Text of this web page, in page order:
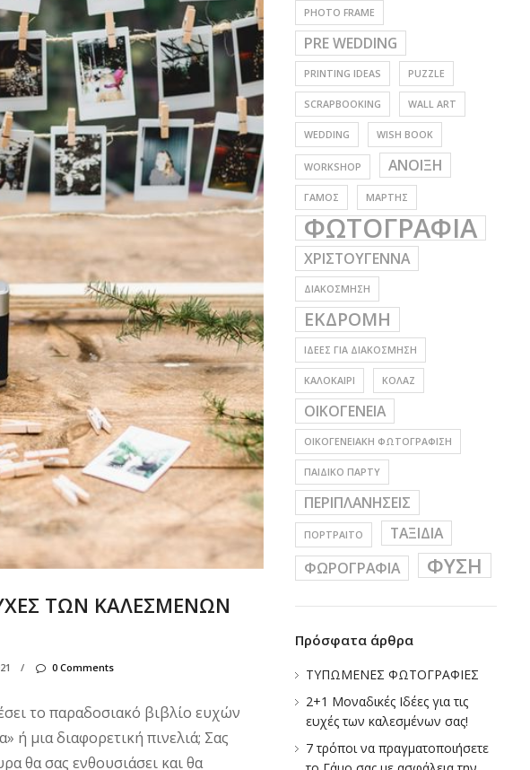
ΤΩΝ ΚΑΛΕΣΜΕΝΩΝ
/ 0 Comments
το παραδοσιακό βιβλίο ευχών
ή μια διαφορετική πινελιά; Σας
θα σας ενθουσιάσει και θα
PHOTO FRAME
PRE WEDDING
PRINTING IDEAS PUZZLE
SCRAPBOOKING WALL ART
WEDDING WISH BOOK
WORKSHOP ΑΝΟΙΞΗ
ΓΑΜΟΣ ΜΑΡΤΗΣ
ΦΩΤΟΓΡΑΦΙΑ
ΧΡΙΣΤΟΥΓΕΝΝΑ
ΔΙΑΚΟΣΜΗΣΗ
ΕΚΔΡΟΜΗ
ΙΔΕΕΣ ΓΙΑ ΔΙΑΚΟΣΜΗΣΗ
ΚΑΛΟΚΑΙΡΙ ΚΟΛΑΖ
ΟΙΚΟΓΕΝΕΙΑ
ΟΙΚΟΓΕΝΕΙΑΚΗ ΦΩΤΟΓΡΑΦΙΣΗ
ΠΑΙΔΙΚΟ ΠΑΡΤΥ
ΠΕΡΙΠΛΑΝΗΣΕΙΣ
ΠΟΡΤΡΑΙΤΟ
ΤΑΞΙΔΙΑ
ΦΩΡΟΓΡΑΦΙΑ
ΦΥΣΗ
Πρόσφατα άρθρα
ΤΥΠΩΜΕΝΕΣ ΦΩΤΟΓΡΑΦΙΕΣ
2+1 Μοναδικές Ιδέες για τις
ευχές των καλεσμένων σας!
7 τρόποι να πραγματοποιήσετε